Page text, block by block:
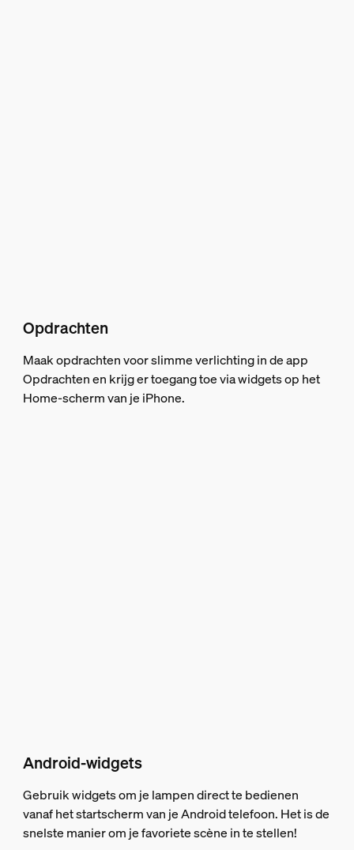
Opdrachten
Maak opdrachten voor slimme verlichting in de app
Opdrachten en krijg er toegang toe via widgets op het
Home-scherm van je iPhone.
Android-widgets
Gebruik widgets om je lampen direct te bedienen
vanaf het startscherm van je Android telefoon. Het is de
snelste manier om je favoriete scène in te stellen!